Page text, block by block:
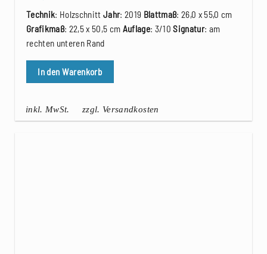
Technik: HolzschnittJahr: 2019 Blattmaß: 26,0 x 55,0 cm
Grafikmaß: 22,5 x 50,5 cm Auflage: 3/10Signatur: am
rechten unteren Rand
In den Warenkorb
inkl. MwSt. zzgl. Versandkosten